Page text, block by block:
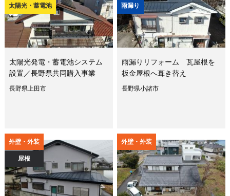
太陽光・蓄電池
太陽光発電・蓄電池システム
設置／長野県共同購入事業
長野県上田市
雨漏り
雨漏りリフォーム 瓦屋根を
板金屋根へ葺き替え
長野県小諸市
外壁・外装
屋根
外壁・外装